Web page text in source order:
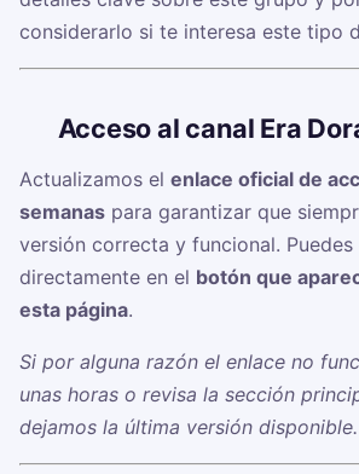
considerarlo si te interesa este tipo
Acceso al canal Era
Actualizamos el enlace oficial de
semanas para garantizar que
versión correcta y funcional.
directamente en el botón que
esta página.
Si por alguna razón el enlace no
unas horas o revisa la sección
dejamos la última versión disponible.